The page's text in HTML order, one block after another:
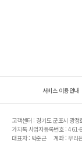
서비스 이용안내
고객센터 : 경기도 군포시 광
가치톡 사업자등록번호 :
대표자 : 박준근
계좌 : 우리